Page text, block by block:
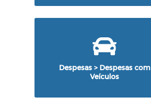
Despesas > Despesas com
Veículos